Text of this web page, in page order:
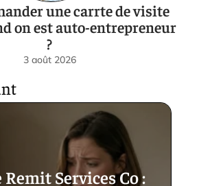
une carrte de visite
on est auto-entrepreneur
?
3 août 2026
Services Co :